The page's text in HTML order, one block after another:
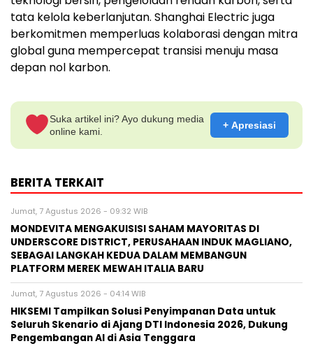
tata kelola keberlanjutan. Shanghai Electric juga
berkomitmen memperluas kolaborasi dengan mitra
global guna mempercepat transisi menuju masa
depan nol karbon.
Suka artikel ini? Ayo dukung media
online kami.
+ Apresiasi
BERITA TERKAIT
Jumat, 7 Agustus 2026 - 09:32 WIB
MONDEVITA MENGAKUISISI SAHAM MAYORITAS DI
UNDERSCORE DISTRICT, PERUSAHAAN INDUK MAGLIANO,
SEBAGAI LANGKAH KEDUA DALAM MEMBANGUN
PLATFORM MEREK MEWAH ITALIA BARU
Jumat, 7 Agustus 2026 - 04:14 WIB
HIKSEMI Tampilkan Solusi Penyimpanan Data untuk
Seluruh Skenario di Ajang DTI Indonesia 2026, Dukung
Pengembangan AI di Asia Tenggara